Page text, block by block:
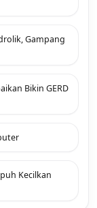
Gampang
Bikin GERD
Kecilkan